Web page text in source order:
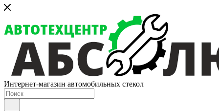
Интернет-магазин автомобильных стекол